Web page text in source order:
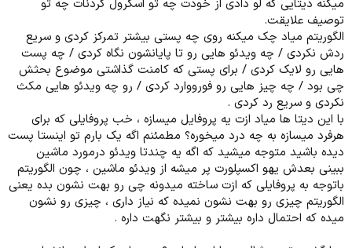
میکنه دیتایی که لو دادی از خودت چه تو اسکرول کردنات چه تو
توصیف علایقت.
الگوریتم میاد چک میکنه روی چه پستی بیشتر تمرکز کردی و سریع
ردش نکردی / چه ویدئو هایی رو تا پایانشون نگاه کردی / چه پست
هایی رو لایک کردی / برای پستی که کامنت گذاشتی موضوع بحثش
چی بود / چه چیز هایی رو فورووارد کردی / رو چه ویدئو هایی مکث
نکردی و سریع رد کردی .
با این دیتا ها میاد ازت یه پروفایل میسازه ، خب پروفایلی که برای
هرفرد میسازه به چه درد میخوره؟ مطمئنم اگه یک بارم تو اینستا پست
دیده باشید متوجه میشید که اگه یه چندتا ویدئو درمورد ماشین
ببینی بعدش یهو اکسپلورت پر میشه از ویدئو ماشین ، چون الگوریتم
باتوجه به پروفایلی که ازت ساخته میدونه چی رو بهت نشون بده یعنی
الگوریتم چیزی رو بهت نشون نمیده که نیاز داری ، چیزی رو نشون
میده که احتمال داره بیشتر و بیشتر نگهت داره .